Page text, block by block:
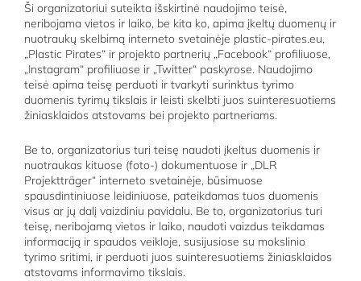
Ši organizatoriui suteikta išskirtinė naudojimo teisė,
neribojama vietos ir laiko, be kita ko, apima įkeltų duomenų ir
nuotraukų skelbimą interneto svetainėje plastic-pirates.eu,
„Plastic Pirates“ ir projekto partnerių „Facebook“ profiliuose,
„Instagram“ profiliuose ir „Twitter“ paskyrose. Naudojimo
teisė apima teisę perduoti ir tvarkyti surinktus tyrimo
duomenis tyrimų tikslais ir leisti skelbti juos suinteresuotiems
žiniasklaidos atstovams bei projekto partneriams.
Be to, organizatorius turi teisę naudoti įkeltus duomenis ir
nuotraukas kituose (foto-) dokumentuose ir „DLR
Projektträger“ interneto svetainėje, būsimuose
spausdintiniuose leidiniuose, pateikdamas tuos duomenis
visus ar jų dalį vaizdiniu pavidalu. Be to, organizatorius turi
teisę, neribojamą vietos ir laiko, naudoti vaizdus teikdamas
informaciją ir spaudos veikloje, susijusiose su mokslinio
tyrimo sritimi, ir perduoti juos suinteresuotiems žiniasklaidos
atstovams informavimo tikslais.